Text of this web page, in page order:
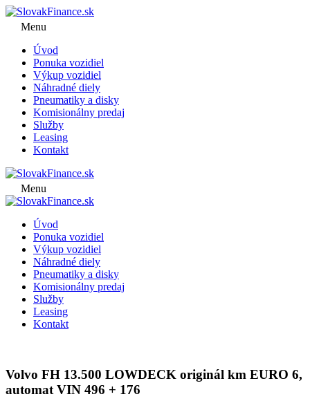
Menu
Úvod
Ponuka vozidiel
Výkup vozidiel
Náhradné diely
Pneumatiky a disky
Komisionálny predaj
Služby
Leasing
Kontakt
Menu
Úvod
Ponuka vozidiel
Výkup vozidiel
Náhradné diely
Pneumatiky a disky
Komisionálny predaj
Služby
Leasing
Kontakt
Volvo FH 13.500 LOWDECK originál km EURO 6,
automat VIN 496 + 176